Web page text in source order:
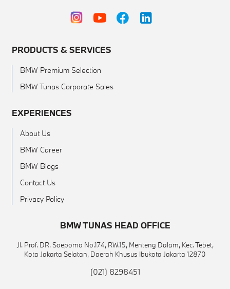
PRODUCTS & SERVICES
BMW Premium Selection
BMW Tunas Corporate Sales
EXPERIENCES
About Us
BMW Career
BMW Blogs
Contact Us
Privacy Policy
BMW TUNAS HEAD OFFICE
Jl. Prof. DR. Soepomo No.174, RW.15, Menteng Dalam, Kec. Tebet,
Kota Jakarta Selatan, Daerah Khusus Ibukota Jakarta 12870
(021) 8298451